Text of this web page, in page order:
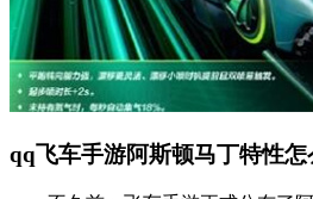
qq飞车手游阿斯顿马丁特性怎